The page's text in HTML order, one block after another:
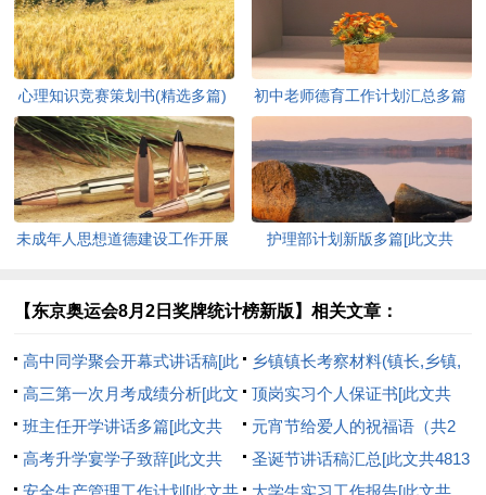
心理知识竞赛策划书(精选多篇)
[此文共5937字]
初中老师德育工作计划汇总多篇
未成年人思想道德建设工作开展
护理部计划新版多篇[此文共
【东京奥运会8月2日奖牌统计榜新版】相关文章：
高中同学聚会开幕式讲话稿[此
文共2463字]
乡镇镇长考察材料(镇长,乡镇,
考察)[此文共4881字]
高三第一次月考成绩分析[此文
共1253字]
顶岗实习个人保证书[此文共
1897字]
班主任开学讲话多篇[此文共
7010字]
元宵节给爱人的祝福语（共2
篇）[此文共5578字]
高考升学宴学子致辞[此文共
2061字]
圣诞节讲话稿汇总[此文共4813
字]
安全生产管理工作计划[此文共 大学生实习工作报告[此文共